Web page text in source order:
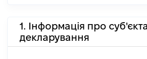
1. Інформація про суб'єкта
декларування